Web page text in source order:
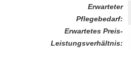
Erwarteter
Pflegebedarf:
Erwartetes Preis-
Leistungsverhältnis: